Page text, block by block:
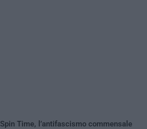
Spin Time, l’antifascismo commensale